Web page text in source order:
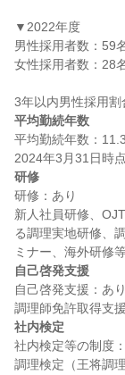
▼2022年度
男性採用者数：59
女性採用者数：28
平均勤続年数
平均勤続年数：
研修
研修：あり
新人社員研修、
る調理実地研修、
自己啓発支援
自己啓発支援：あり
社内検定
社内検定等の制度